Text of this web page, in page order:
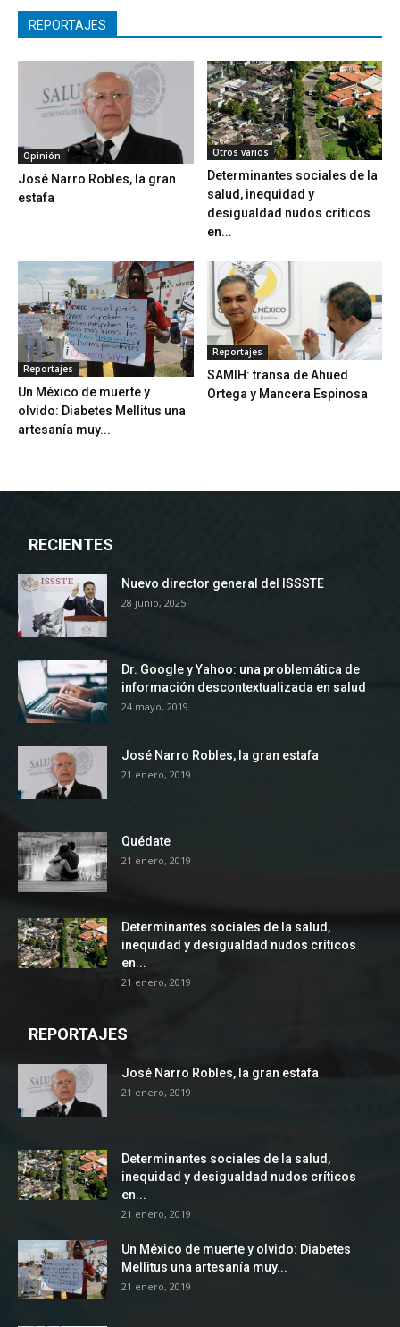
REPORTAJES
Opinión
José Narro Robles, la gran
estafa
Otros varios
Determinantes sociales de la
salud, inequidad y
desigualdad nudos críticos
en...
Reportajes
Un México de muerte y
olvido: Diabetes Mellitus una
artesanía muy...
Reportajes
SAMIH: transa de Ahued
Ortega y Mancera Espinosa
RECIENTES
Nuevo director general del ISSSTE
28 junio, 2025
Dr. Google y Yahoo: una problemática de
información descontextualizada en salud
24 mayo, 2019
José Narro Robles, la gran estafa
21 enero, 2019
Quédate
21 enero, 2019
Determinantes sociales de la salud,
inequidad y desigualdad nudos críticos
en...
21 enero, 2019
REPORTAJES
José Narro Robles, la gran estafa
21 enero, 2019
Determinantes sociales de la salud,
inequidad y desigualdad nudos críticos
en...
21 enero, 2019
Un México de muerte y olvido: Diabetes
Mellitus una artesanía muy...
21 enero, 2019